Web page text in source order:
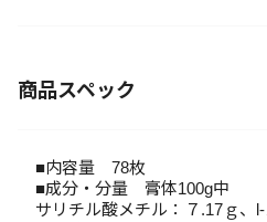
商品スペック
■内容量 78枚
■成分・分量 膏体100g中
サリチル酸メチル：７.17ｇ、